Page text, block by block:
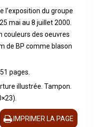
l’exposition du groupe
mai au 8 juillet 2000.
couleurs des oeuvres
de BP comme blason
pages.
illustrée. Tampon.
IMPRIMER LA PAGE